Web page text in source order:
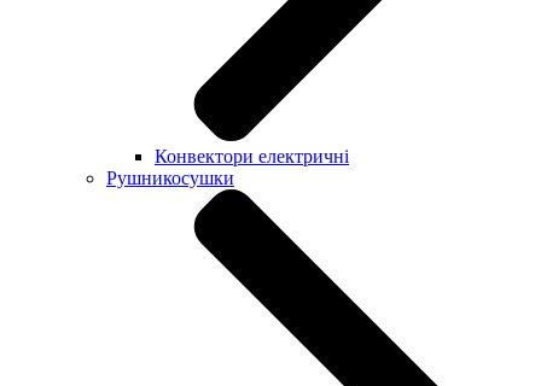
Конвектори електричні
Рушникосушки